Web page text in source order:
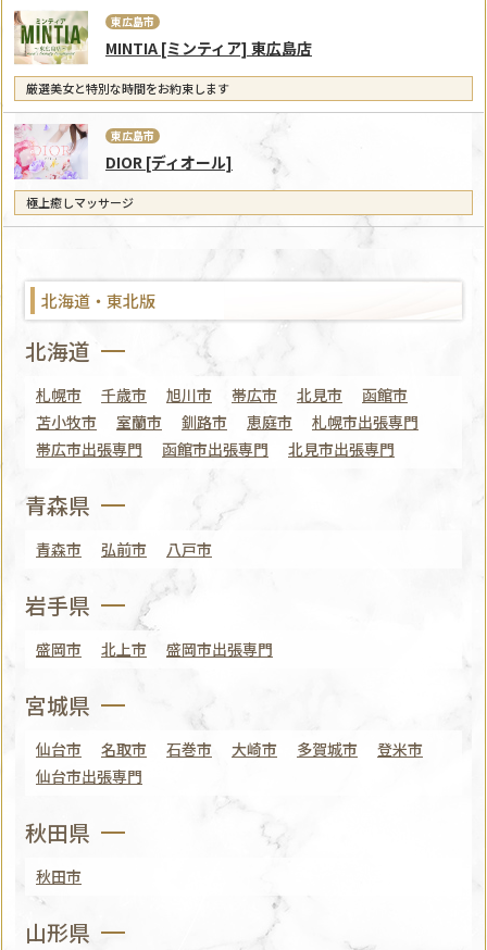
東広島市
MINTIA [ミンティア] 東広島店
厳選美女と特別な時間をお約束します
東広島市
DIOR [ディオール]
極上癒しマッサージ
北海道・東北版
北海道
札幌市 千歳市 旭川市 帯広市 北見市
函館市
苫小牧市
室蘭市 釧路市 恵庭市
札幌市出張専門
帯広市出張専門
函館市出張専門 北見市出張専門
青森県
青森市 弘前市 八戸市
岩手県
盛岡市 北上市 盛岡市出張専門
宮城県
仙台市 名取市 石巻市 大崎市 多賀城市
登米市
仙台市出張専門
秋田県
秋田市
山形県